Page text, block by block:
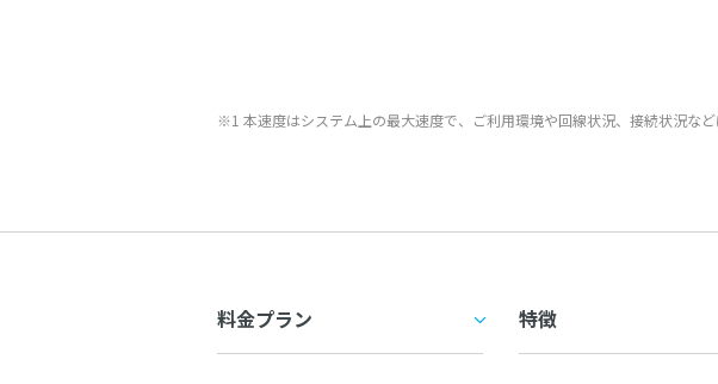
※1 本速度はシステム上の最大速度で、ご利用環境や回線状況、接続状況など
料金プラン 特徴